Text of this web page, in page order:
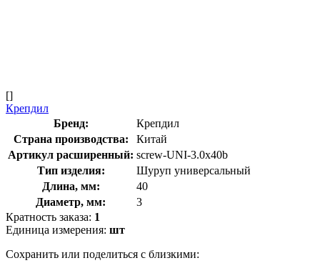
[]
Крепдил
Бренд:
Крепдил
Страна производства:
Китай
Артикул расширенный: screw-UNI-3.0х40b
Тип изделия:
Шуруп универсальный
Длина, мм:
40
Диаметр, мм:
3
Кратность заказа: 1
Единица измерения: шт
Сохранить или поделиться с близкими: